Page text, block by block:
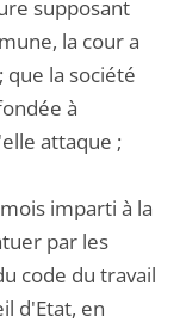
supposant
la cour a
la société
à
attaque ;
imparti à la
par les
code du travail
d'Etat, en